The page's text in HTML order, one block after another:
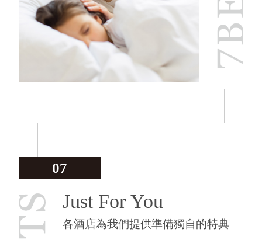
07
Just For You
各酒店為我們提供準備獨自的特典